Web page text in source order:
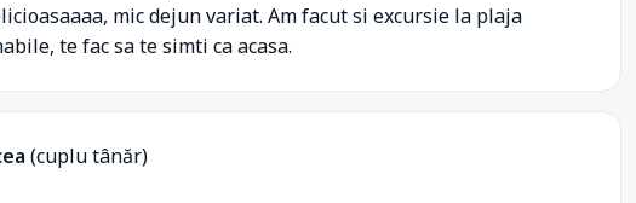
mic dejun variat. Am facut si excursie la plaja
te fac sa te simti ca acasa.
(cuplu tânăr)